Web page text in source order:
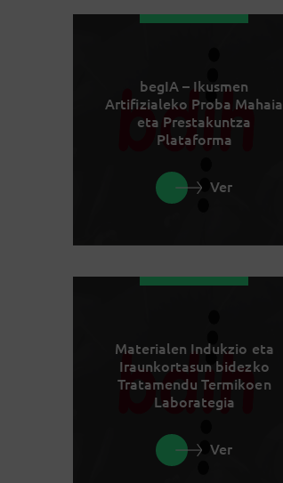
begIA – Ikusmen
Artifizialeko Proba Mahaia
eta Prestakuntza
Plataforma
Ver
Materialen Indukzio eta
Iraunkortasun bidezko
Tratamendu Termikoen
Laborategia
Ver